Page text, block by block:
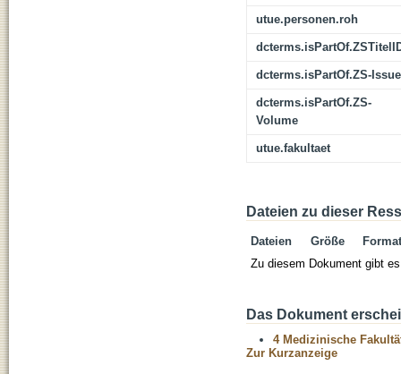
utue.personen.roh
dcterms.isPartOf.ZS-Issue
dcterms.isPartOf.ZS-
Volume
utue.fakultaet
Dateien zu dieser
Dateien Größe
Format
Zu diesem Dokument gibt
Das Dokument
4 Medizinische
Zur Kurzanzeige